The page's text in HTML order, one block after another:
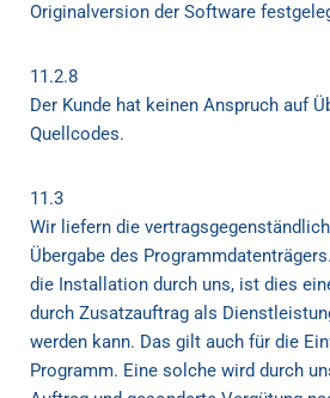
Originalversion der Software
11.2.8
Der Kunde hat keinen Anspruch auf
Quellcodes.
11.3
Wir liefern die
Übergabe des
die Installation durch uns, ist dies
durch Zusatzauftrag als
werden kann. Das gilt auch für die
Programm. Eine solche wird durch